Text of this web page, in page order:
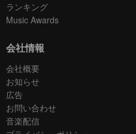
ランキング
Music Awards
会社情報
会社概要
お知らせ
広告
お問い合わせ
音楽配信